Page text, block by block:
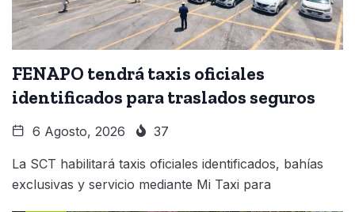
FENAPO tendrá taxis oficiales
identificados para traslados seguros
6 Agosto, 2026 37
La SCT habilitará taxis oficiales identificados, bahías
exclusivas y servicio mediante Mi Taxi para